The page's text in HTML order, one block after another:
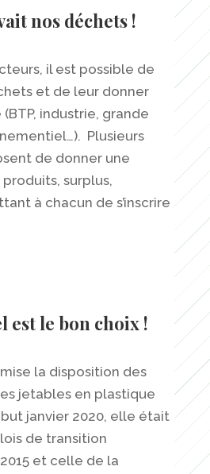
nos déchets !
il est possible de
et de leur donner
industrie, grande
Plusieurs
de donner une
surplus,
à chacun de s’inscrire
est le bon choix !
la disposition des
jetables en plastique
janvier 2020, elle était
de transition
et celle de la